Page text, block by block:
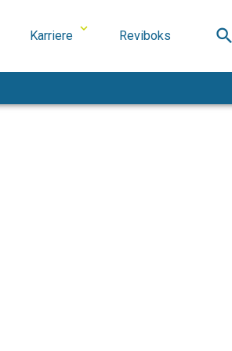
Karriere Reviboks search